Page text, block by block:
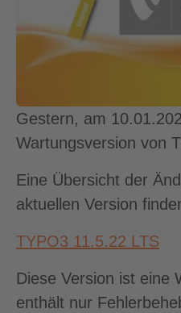
Gestern, am
Wartungsversion von
Eine Übersicht der
aktuellen Version
TYPO3 11.5.22 LTS
Diese Version ist eine
enthält nur